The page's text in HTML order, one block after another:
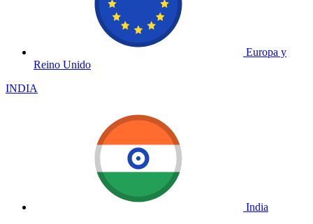
Europa y
Reino Unido
INDIA
India